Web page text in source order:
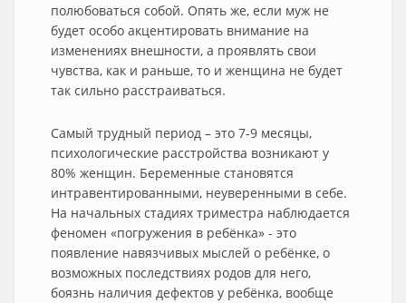
полюбоваться собой. Опять же, если муж не
будет особо акцентировать внимание на
изменениях внешности, а проявлять свои
чувства, как и раньше, то и женщина не будет
так сильно расстраиваться.
Самый трудный период – это 7-9 месяцы,
психологические расстройства возникают у
80% женщин. Беременные становятся
интравентированными, неуверенными в себе.
На начальных стадиях триместра наблюдается
феномен «погружения в ребёнка» - это
появление навязчивых мыслей о ребёнке, о
возможных последствиях родов для него,
боязнь наличия дефектов у ребёнка, вообще